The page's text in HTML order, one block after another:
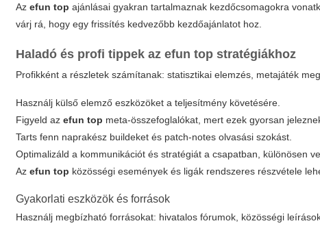
Azefun top ajánlásai gyakran tartalmaznak kezdőcsomagokra
várj rá, hogy egy frissítés kedvezőbb kezdőajánlatot hoz.
Haladó és profi tippek azefun top stratégiákhoz
Profikként a részletek számítanak: statisztikai elemzés, metajáték
Használj külső elemző eszközöket a teljesítmény követésére.
Figyeld azefun top meta-összefoglalókat, mert ezek gyorsan
Tarts fenn naprakész buildeket és patch-notes olvasási szokást.
Optimalizáld a kommunikációt és stratégiát a csapatban, különösen
Azefun top közösségi események és ligák rendszeres részvétele
Gyakorlati eszközök és források
Használj megbízható forrásokat: hivatalos fórumok, közösségi